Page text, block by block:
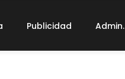
Publicidad Admin.